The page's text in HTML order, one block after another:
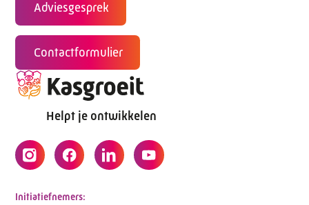
Adviesgesprek
Contactformulier
Helpt je ontwikkelen
Initiatiefnemers: